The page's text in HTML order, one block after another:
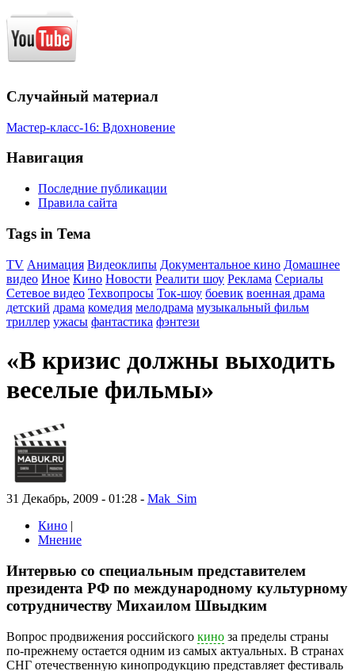
Случайный материал
Мастер-класс-16: Вдохновение
Навигация
Последние публикации
Правила сайта
Tags in Тема
TV Анимация Видеоклипы Документальное кино Домашнее
видео Иное Кино Новости Реалити шоу Реклама Сериалы
Сетевое видео Техвопросы Ток-шоу боевик военная драма
детский драма комедия мелодрама музыкальный фильм
триллер ужасы фантастика фэнтези
«В кризис должны выходить
веселые фильмы»
31 Декабрь, 2009 - 01:28 - Mak_Sim
Кино |
Мнение
Интервью со специальным представителем
президента РФ по международному культурному
сотрудничеству Михаилом Швыдким
Вопрос продвижения российского кино за пределы страны
по-прежнему остается одним из самых актуальных. В странах
СНГ отечественную кинопродукцию представляет фестиваль